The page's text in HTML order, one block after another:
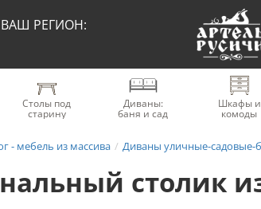
РЕГИОН:
Столы под
старину
Диваны:
баня и сад
Шкафы и
комоды
- мебель из массива Диваны уличные-садовые-
столик